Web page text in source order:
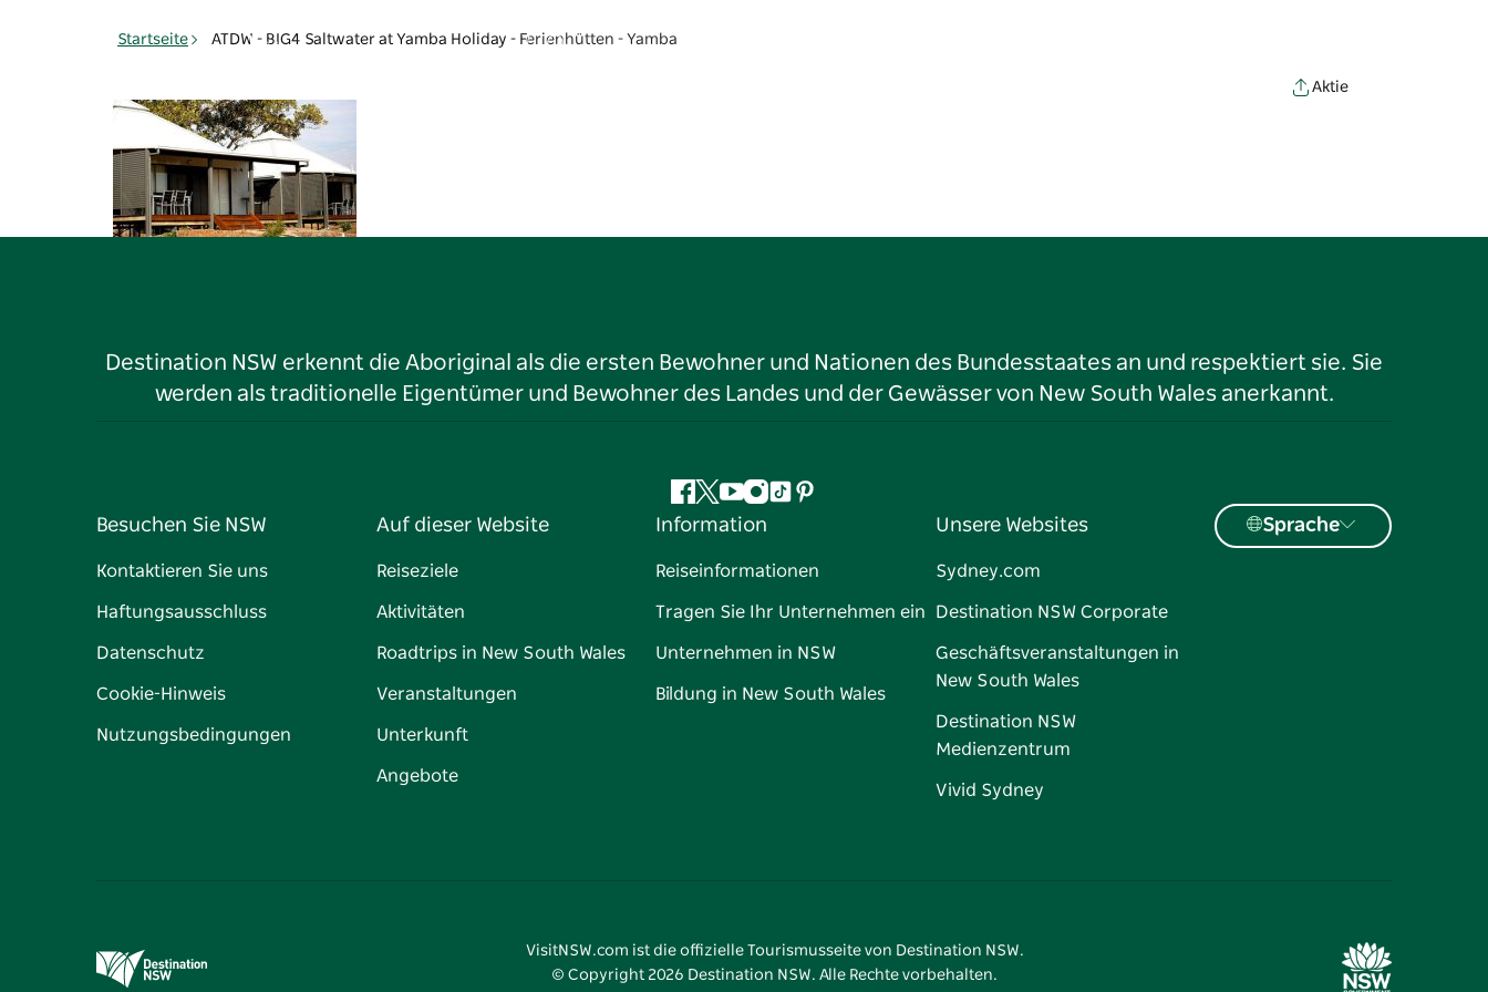
Startseite ATDW - BIG4 Saltwater at Yamba Holiday - Ferienhütten - Yamba
Aktie
Destination NSW erkennt die Aboriginal als die ersten Bewohner und Nationen des Bundesstaates an und respektiert sie. Sie
werden als traditionelle Eigentümer und Bewohner des Landes und der Gewässer von New South Wales anerkannt.
Facebook
Twitter
YouTube
Instagram
TikTokPinterest
Besuchen Sie NSW
Kontaktieren Sie uns
Haftungsausschluss
Datenschutz
Cookie-Hinweis
Nutzungsbedingungen
Auf dieser Website
Reiseziele
Aktivitäten
Roadtrips in New South Wales
Veranstaltungen
Unterkunft
Angebote
Information
Reiseinformationen
Tragen Sie Ihr Unternehmen ein
Unternehmen in NSW
Bildung in New South Wales
Unsere Websites
Sydney.com
Destination NSW Corporate
Geschäftsveranstaltungen in
New South Wales
Destination NSW
Medienzentrum
Vivid Sydney
Sprache
VisitNSW.com ist die offizielle Tourismusseite von Destination NSW.
© Copyright 2026 Destination NSW. Alle Rechte vorbehalten.